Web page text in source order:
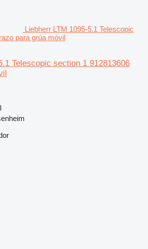
Liebherr LTM 1095-5.1 Telescopic
para grúa móvil
Telescopic section 1 912813606